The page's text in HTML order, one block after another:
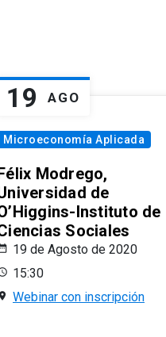
19 AGO
Microeconomía Aplicada
Modrego,
de
Instituto de
Sociales
19 de Agosto de 2020
15:30
Webinar con inscripción